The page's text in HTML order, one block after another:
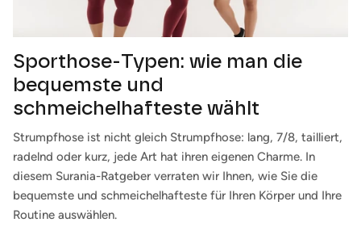
Sporthose-Typen: wie man die
bequemste und
schmeichelhafteste wählt
Strumpfhose ist nicht gleich Strumpfhose: lang, 7/8, tailliert,
radelnd oder kurz, jede Art hat ihren eigenen Charme. In
diesem Surania-Ratgeber verraten wir Ihnen, wie Sie die
bequemste und schmeichelhafteste für Ihren Körper und Ihre
Routine auswählen.